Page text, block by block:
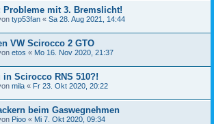
Probleme mit 3. Bremslicht!
typ53fan « Sa 28. Aug 2021, 14:44
VW Scirocco 2 GTO
etos « Mo 16. Nov 2020, 21:37
in Scirocco RNS 510?!
mila « Fr 23. Okt 2020, 20:22
beim Gaswegnehmen
Pioo « Mi 7. Okt 2020, 09:34